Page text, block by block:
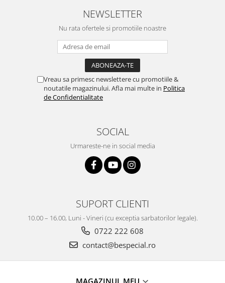
NEWSLETTER
Nu rata ofertele si promotiile noastre
Vreau sa primesc newslettere cu promotiile &
noutatile magazinului. Afla mai multe in Politica
de Confidentialitate
SOCIAL
Urmareste-ne in social media
SUPORT CLIENTI
10.00 – 16.00, Luni - Vineri (cu exceptia sarbatorilor legale).
0722 222 608
contact@bespecial.ro